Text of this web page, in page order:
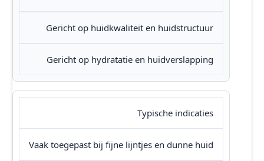
Gericht op huidkwaliteit en huidstructuur
Gericht op hydratatie en huidverslapping
Typische indicaties
Vaak toegepast bij fijne lijntjes en dunne huid